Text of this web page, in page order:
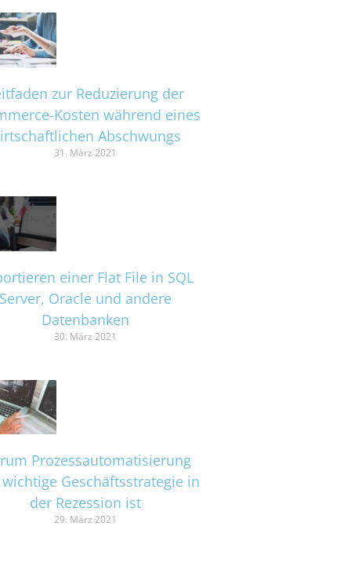
o
k
zur Reduzierung der
Kosten während eines
Abschwungs
31. März 2021
einer Flat File in SQL
Server, Oracle und andere
Datenbanken
30. März 2021
Prozessautomatisierung
Geschäftsstrategie in
der Rezession ist
29. März 2021